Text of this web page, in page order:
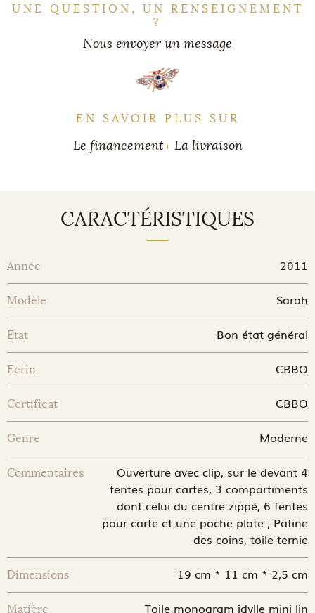
UNE QUESTION, UN RENSEIGNEMENT
?
Nous envoyerun message
EN SAVOIR PLUS SUR
Le financement La livraison
CARACTÉRISTIQUES
Année 2011
Modèle Sarah
Etat Bon état général
Ecrin CBBO
Certificat CBBO
Genre Moderne
Commentaires
Ouverture avec clip, sur le devant 4
fentes pour cartes, 3 compartiments
dont celui du centre zippé, 6 fentes
pour carte et une poche plate ; Patine
des coins, toile ternie
Dimensions 19 cm * 11 cm * 2,5 cm
Matière Toile monogram idylle mini lin